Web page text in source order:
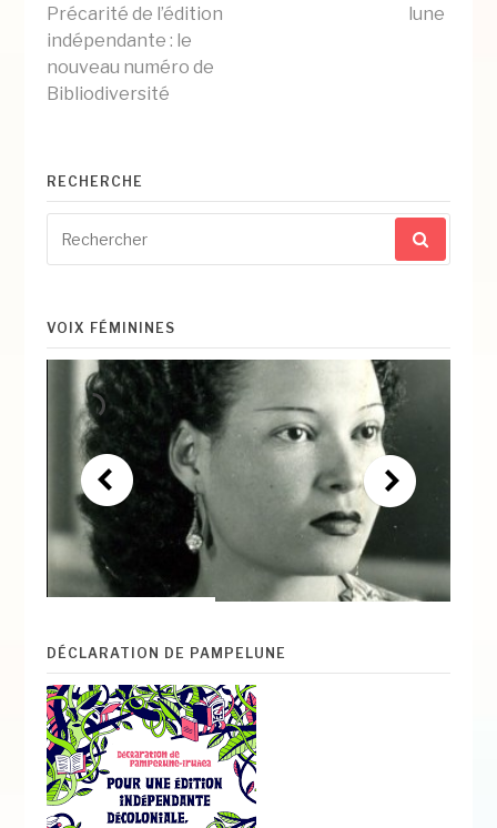
la
Précarité de l’édition
indépendante : le
nouveau numéro de
Bibliodiversité
lune
RECHERCHE
pour
:
VOIX FÉMININES
DÉCLARATION DE PAMPELUNE